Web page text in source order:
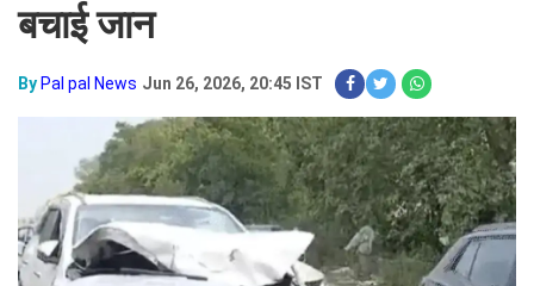
बचाई जान
By Pal pal News Jun 26, 2026, 20:45 IST